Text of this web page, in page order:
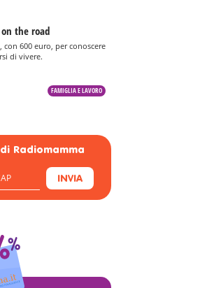
the road
con 600 euro, per conoscere
di vivere.
FAMIGLIA E LAVORO
Radiomamma
INVIA